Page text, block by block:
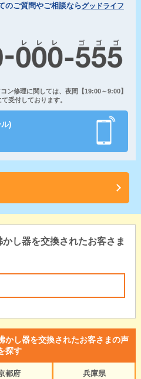
のご質問やご相談ならグッドライフ
ン修理に関しては、夜間【19:00～9:00】
受付しております。
)
し器を交換されたお客さま
かし器を交換されたお客さまの声
探す
都府
兵庫県